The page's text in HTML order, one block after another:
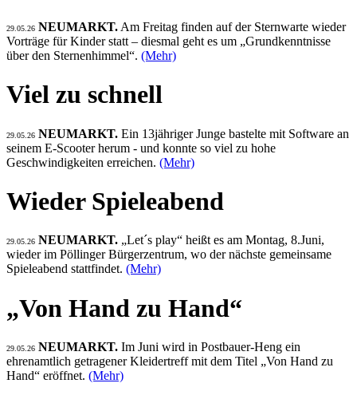
29.05.26 NEUMARKT. Am Freitag finden auf der Sternwarte wieder
Vorträge für Kinder statt – diesmal geht es um „Grundkenntnisse
über den Sternenhimmel“. (Mehr)
Viel zu schnell
29.05.26 NEUMARKT. Ein 13jähriger Junge bastelte mit Software an
seinem E-Scooter herum - und konnte so viel zu hohe
Geschwindigkeiten erreichen. (Mehr)
Wieder Spieleabend
29.05.26 NEUMARKT. „Let´s play“ heißt es am Montag, 8.Juni,
wieder im Pöllinger Bürgerzentrum, wo der nächste gemeinsame
Spieleabend stattfindet. (Mehr)
„Von Hand zu Hand“
29.05.26 NEUMARKT. Im Juni wird in Postbauer-Heng ein
ehrenamtlich getragener Kleidertreff mit dem Titel „Von Hand zu
Hand“ eröffnet. (Mehr)